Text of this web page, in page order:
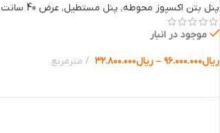
پنل بتن اکسپوز محوطه, پنل مستطیل, عرض 40 سانت
موجود در انبار
ریال۹۶.۰۰۰.۰۰۰ – ریال۳۲.۸۰۰.۰۰۰ مترمربع